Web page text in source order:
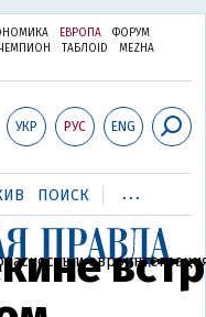
ЕВРОПА
ФОРУМ
ТАБЛОID
MEZHA
УКР РУС ENG
и
ПОИСК ...